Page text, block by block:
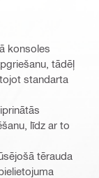
konsoles
tādēļ
standarta
līdz ar to
tērauda